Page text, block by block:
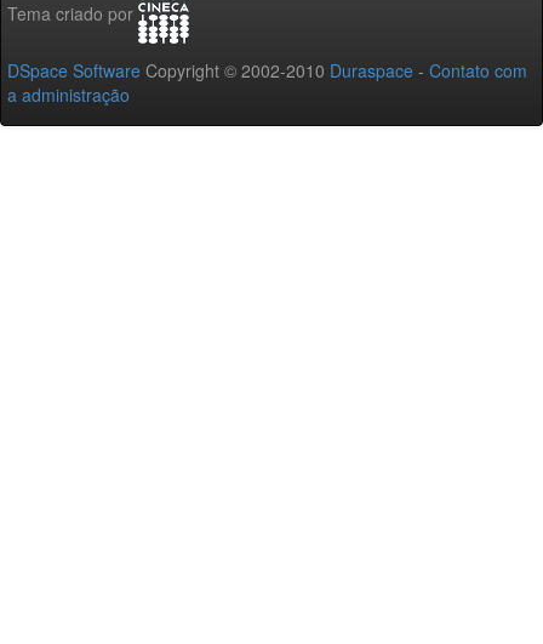
Tema criado por
DSpace Software Copyright © 2002-2010 Duraspace - Contato com
a administração